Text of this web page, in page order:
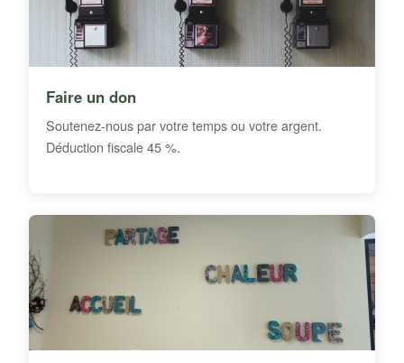
Faire un don
Soutenez-nous par votre temps ou votre argent.
Déduction fiscale 45 %.